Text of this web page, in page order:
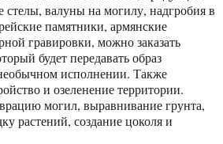
стелы, валуны на могилу, надгробия в
памятники, армянские
гравировки, можно заказать
будет передавать образ
исполнении. Также
и озеленение территории.
могил, выравнивание грунта,
растений, создание цоколя и